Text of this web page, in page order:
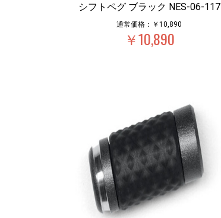
シフトペグ ブラック NES-06-117
通常価格：￥10,890
￥10,890